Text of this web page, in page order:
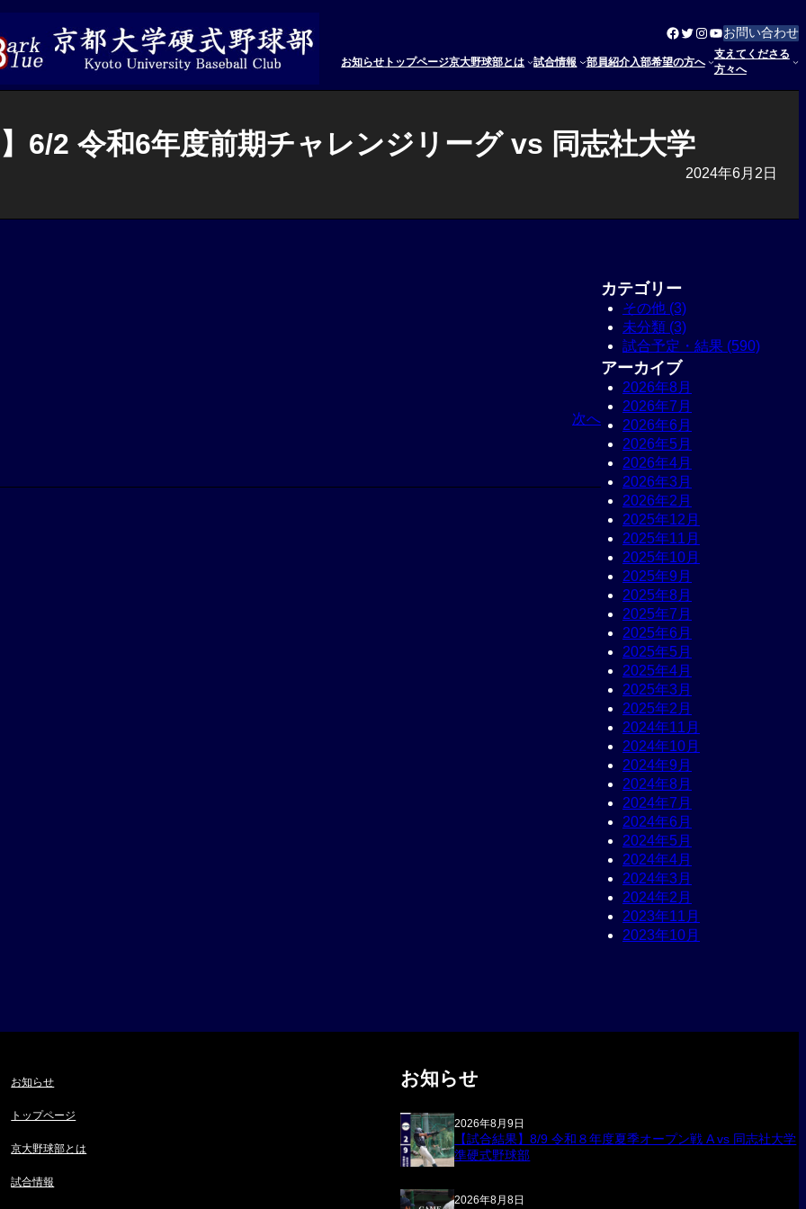
Facebook
Twitter
Instagram
YouTube
お問い合わせ
お知らせ トップページ京大野球部とは 試合情報 部員紹介入部希望の方へ
支えてくださる
方々へ
6/2 令和6年度前期チャレンジリーグ vs 同志社大学
2024年6月2日
次へ
カテゴリー
その他 (3)
未分類 (3)
試合予定・結果 (590)
アーカイブ
2026年8月
2026年7月
2026年6月
2026年5月
2026年4月
2026年3月
2026年2月
2025年12月
2025年11月
2025年10月
2025年9月
2025年8月
2025年7月
2025年6月
2025年5月
2025年4月
2025年3月
2025年2月
2024年11月
2024年10月
2024年9月
2024年8月
2024年7月
2024年6月
2024年5月
2024年4月
2024年3月
2024年2月
2023年11月
2023年10月
お知らせ
トップページ
京大野球部とは
試合情報
お知らせ
2026年8月9日
【試合結果】8/9 令和８年度夏季オープン戦 A vs 同志社大学
準硬式野球部
2026年8月8日